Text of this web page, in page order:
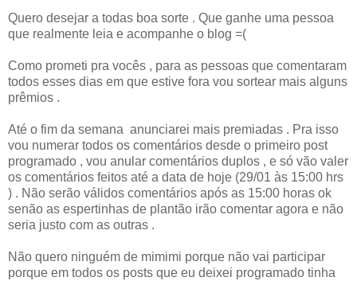
Quero desejar a todas boa sorte . Que ganhe uma pessoa
que realmente leia e acompanhe o blog =(
Como prometi pra vocês , para as pessoas que comentaram
todos esses dias em que estive fora vou sortear mais alguns
prêmios .
Até o fim da semana anunciarei mais premiadas . Pra isso
vou numerar todos os comentários desde o primeiro post
programado , vou anular comentários duplos , e só vão valer
os comentários feitos até a data de hoje (29/01 às 15:00 hrs
) . Não serão válidos comentários após as 15:00 horas ok
senão as espertinhas de plantão irão comentar agora e não
seria justo com as outras .
Não quero ninguém de mimimi porque não vai participar
porque em todos os posts que eu deixei programado tinha